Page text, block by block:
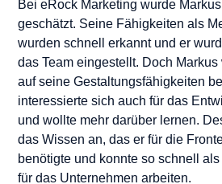
Bei eRock Marketing wurde
geschätzt. Seine Fähigkeiten als
wurden schnell erkannt und er
das Team eingestellt. Doch
auf seine Gestaltungsfähigkeiten
interessierte sich auch für das
und wollte mehr darüber lernen.
das Wissen an, das er für die
benötigte und konnte so schnell
für das Unternehmen arbeiten.